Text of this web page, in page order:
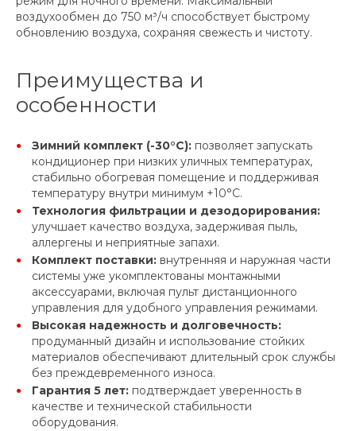
воздухообмен до 750 м³/ч способствует быстрому
обновлению воздуха, сохраняя свежесть и чистоту.
Преимущества и
особенности
Зимний комплект (-30°С): позволяет запускать
кондиционер при низких уличных температурах,
стабильно обогревая помещение и поддерживая
температуру внутри минимум +10°C.
Технология фильтрации и дезодорирования:
улучшает качество воздуха, задерживая пыль,
аллергены и неприятные запахи.
Комплект поставки: внутренняя и наружная части
системы уже укомплектованы монтажными
аксессуарами, включая пульт дистанционного
управления для удобного управления режимами.
Высокая надежность и долговечность:
продуманный дизайн и использование стойких
материалов обеспечивают длительный срок службы
без преждевременного износа.
Гарантия 5 лет: подтверждает уверенность в
качестве и технической стабильности
оборудования.